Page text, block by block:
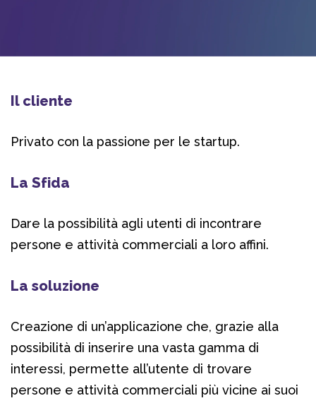
Il cliente
Privato con la passione per le startup.
La Sfida
Dare la possibilità agli utenti di incontrare
persone e attività commerciali a loro affini.
La soluzione
Creazione di un’applicazione che, grazie alla
possibilità di inserire una vasta gamma di
interessi, permette all’utente di trovare
persone e attività commerciali più vicine ai suoi